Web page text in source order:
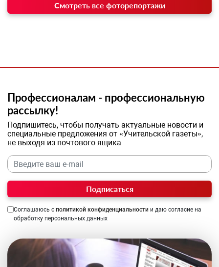
Смотреть все фоторепортажи
Профессионалам - профессиональную
рассылку!
Подпишитесь, чтобы получать актуальные новости и
специальные предложения от «Учительской газеты»,
не выходя из почтового ящика
Подписаться
Соглашаюсь с политикой конфиденциальности и даю согласие на
обработку персональных данных